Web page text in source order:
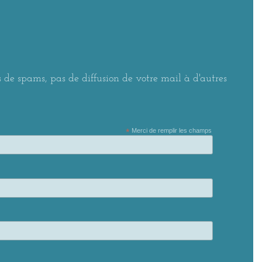
de spams, pas de diffusion de votre mail à d'autres
* Merci de remplir les champs